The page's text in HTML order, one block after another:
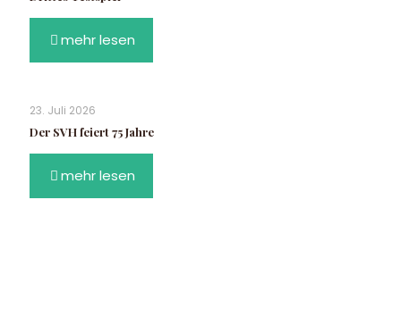
mehr lesen
23. Juli 2026
Der SVH feiert 75 Jahre
mehr lesen